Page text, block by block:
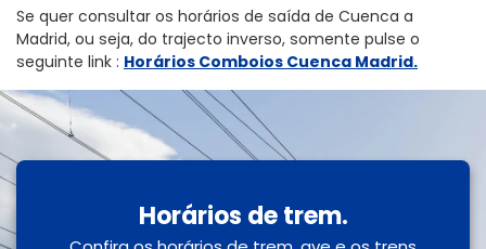
Se quer consultar os horários de saída de Cuenca a
Madrid, ou seja, do trajecto inverso, somente pulse o
seguinte link : Horários Comboios Cuenca Madrid.
Horários de trem.